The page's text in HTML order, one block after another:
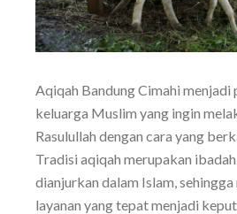
Aqiqah Bandung Cimahi menjadi
keluarga Muslim yang ingin
Rasulullah dengan cara yang
Tradisi aqiqah merupakan
dianjurkan dalam Islam,
layanan yang tepat menjadi